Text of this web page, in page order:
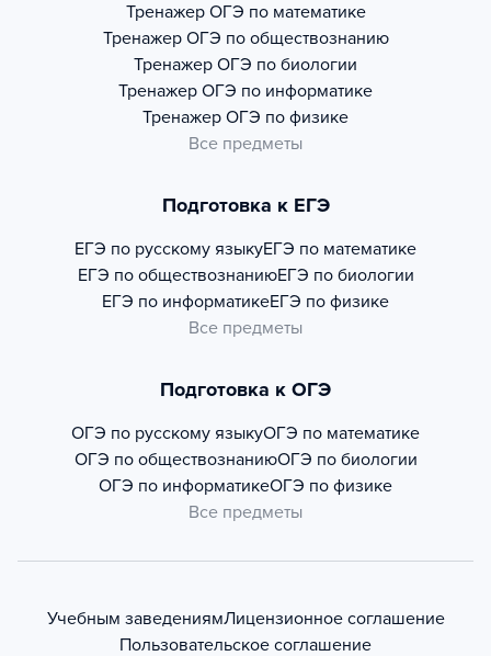
Тренажер ОГЭ по математике
Тренажер ОГЭ по обществознанию
Тренажер ОГЭ по биологии
Тренажер ОГЭ по информатике
Тренажер ОГЭ по физике
Все предметы
Подготовка к ЕГЭ
ЕГЭ по русскому языкуЕГЭ по математике
ЕГЭ по обществознаниюЕГЭ по биологии
ЕГЭ по информатикеЕГЭ по физике
Все предметы
Подготовка к ОГЭ
ОГЭ по русскому языкуОГЭ по математике
ОГЭ по обществознаниюОГЭ по биологии
ОГЭ по информатикеОГЭ по физике
Все предметы
Учебным заведениямЛицензионное соглашение
Пользовательское соглашение